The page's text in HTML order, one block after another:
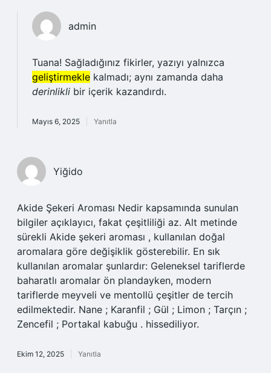
admin
Tuana! Sağladığınız fikirler, yazıyı yalnızca
geliştirmekle kalmadı; aynı zamanda daha
derinlikli bir içerik kazandırdı.
Mayıs 6, 2025 Yanıtla
Yiğido
Akide Şekeri Aroması Nedir kapsamında sunulan
bilgiler açıklayıcı, fakat çeşitliliği az. Alt metinde
sürekli Akide şekeri aroması , kullanılan doğal
aromalara göre değişiklik gösterebilir. En sık
kullanılan aromalar şunlardır: Geleneksel tariflerde
baharatlı aromalar ön plandayken, modern
tariflerde meyveli ve mentollü çeşitler de tercih
edilmektedir. Nane ; Karanfil ; Gül ; Limon ; Tarçın ;
Zencefil ; Portakal kabuğu . hissediliyor.
Ekim 12, 2025 Yanıtla